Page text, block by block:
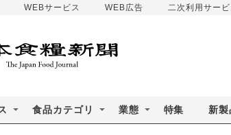
WEBサービス WEB広告 二次利用サービ
食品カテゴリ 業態 特集 新製